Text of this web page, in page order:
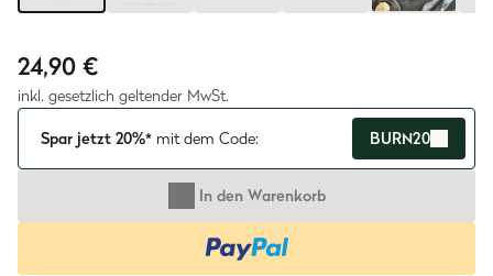
24,90 €
inkl. gesetzlich geltender MwSt.
Spar jetzt 20%* mit dem Code: BURN20
In den Warenkorb